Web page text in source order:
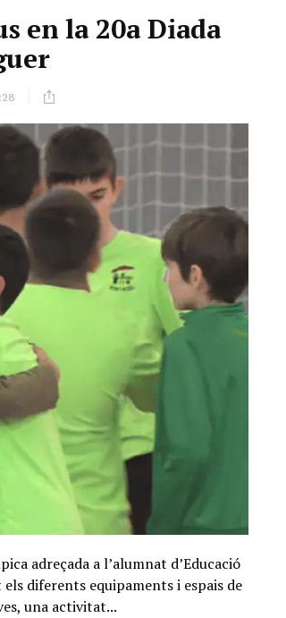
en la 20a Diada
adreçada a l’alumnat d’Educació
diferents equipaments i espais de
una activitat...